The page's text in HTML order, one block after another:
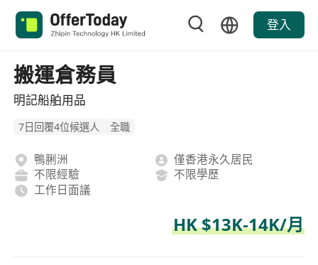
登入
搬運倉務員
明記船舶用品
7日回覆4位候選人 全職
鴨脷洲
僅香港永久居民
不限經驗
不限學歷
工作日面議
HK $13K-14K/月